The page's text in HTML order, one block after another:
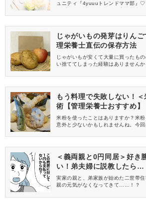
ュニティ『4yuuuトレンドママ部』♡
信してくれる方を募集しています！
じゃがいもの発芽はりん
理栄養士直伝の保存方法
じゃがいもが安くて大量に買ったも
い捨ててしまった経験はありませんか
上手に保存すれば発芽を抑制できる
もう料理で失敗しない！
術【管理栄養士おすすめ】
米粉を使ったことはありますか？米
意外と少ないかもしれませんね。今回
実は定番の薄力粉を使うよりも、米
＜義両親と0円同居＞好き
い！弟夫婦に説教したら…
実家の親と、弟家族が始めた二世帯
親の元気がなくなってきて……！？